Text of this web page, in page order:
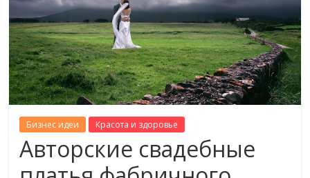
Бизнес идеи Красота и здоровье
Авторские свадебные